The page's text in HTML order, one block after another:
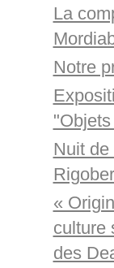
La
Notre
Nuit
«
culture
des